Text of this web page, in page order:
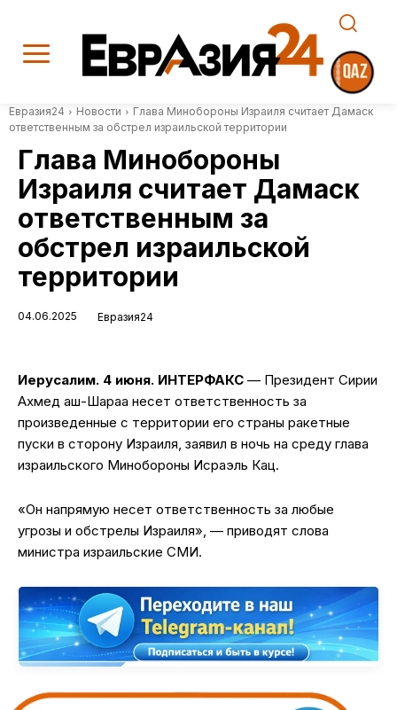
Евразия24 Новости
Глава Минобороны Израиля считает Дамаск
ответственным за обстрел израильской территории
Глава Минобороны
Израиля считает Дамаск
ответственным за
обстрел израильской
территории
04.06.2025 Евразия24
Иерусалим. 4 июня. ИНТЕРФАКС — Президент Сирии
Ахмед аш-Шараа несет ответственность за
произведенные с территории его страны ракетные
пуски в сторону Израиля, заявил в ночь на среду глава
израильского Минобороны Исраэль Кац.
«Он напрямую несет ответственность за любые
угрозы и обстрелы Израиля», — приводят слова
министра израильские СМИ.